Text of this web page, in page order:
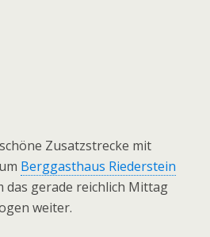
Zusatzstrecke mit
Berggasthaus Riederstein
das gerade reichlich Mittag
weiter.